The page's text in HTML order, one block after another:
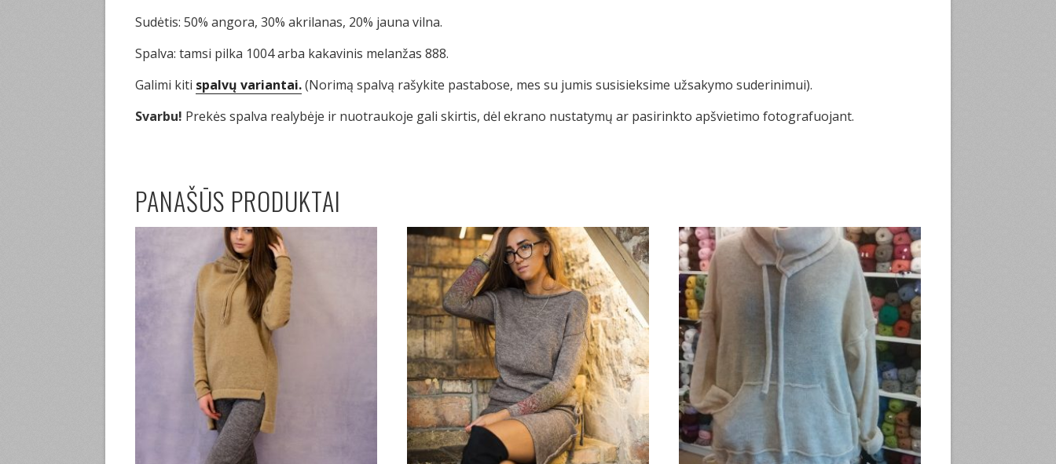
Sudėtis: 50% angora, 30% akrilanas, 20% jauna vilna.
Spalva: tamsi pilka 1004 arba kakavinis melanžas 888.
Galimi kiti spalvų variantai.(Norimą spalvą rašykite pastabose, mes su jumis susisieksime užsakymo suderinimui).
Svarbu! Prekės spalva realybėje ir nuotraukoje gali skirtis, dėl ekrano nustatymų ar pasirinkto apšvietimo fotografuojant.
PANAŠŪS PRODUKTAI